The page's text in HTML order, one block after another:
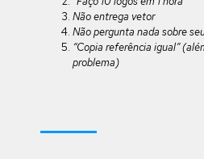
Não entrega vetor
Não pergunta nada sobre
“Copia referência igual”
problema)